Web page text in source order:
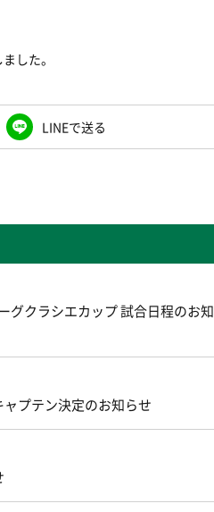
した。
LINEで送る
グクラシエカップ 試合日程のお知
プテン決定のお知らせ